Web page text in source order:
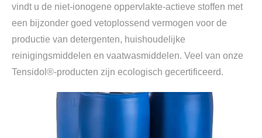
vindt u de niet-ionogene oppervlakte-actieve stoffen met
een bijzonder goed vetoplossend vermogen voor de
productie van detergenten, huishoudelijke
reinigingsmiddelen en vaatwasmiddelen. Veel van onze
Tensidol®-producten zijn ecologisch gecertificeerd.